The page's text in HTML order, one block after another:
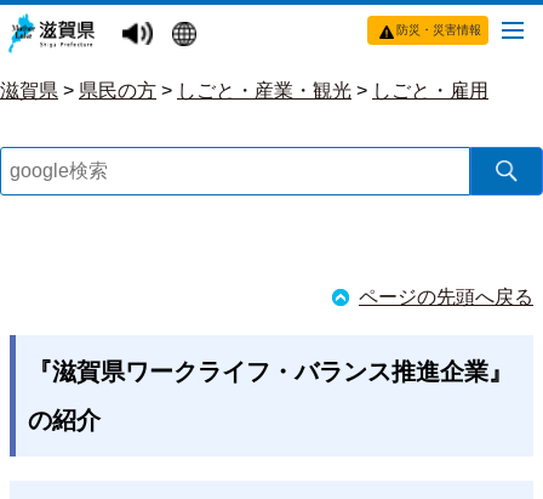
防災・災害情報
滋賀県 > 県民の方 > しごと・産業・観光 > しごと・雇用
ページの先頭へ戻る
『滋賀県ワークライフ・バランス推進企業』
の紹介